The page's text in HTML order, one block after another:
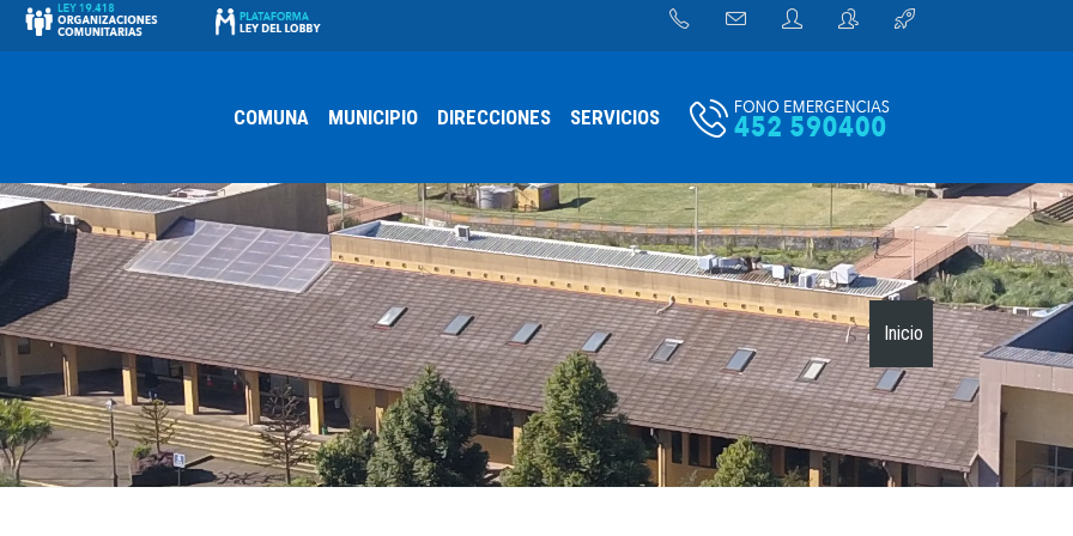
COMUNA MUNICIPIO DIRECCIONES SERVICIOS
Inicio